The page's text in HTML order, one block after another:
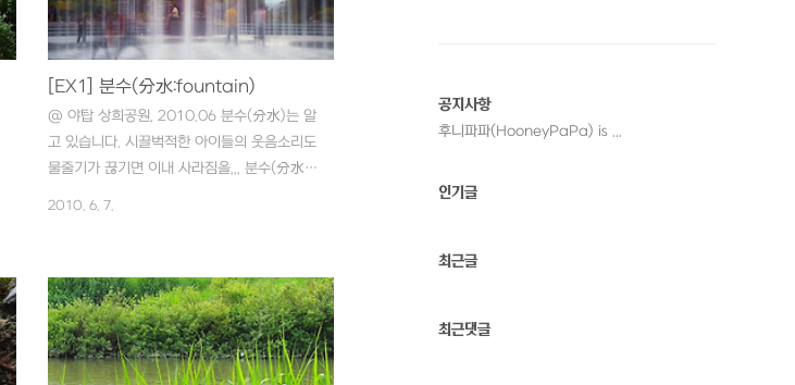
[EX1] 분수(分水:fountain)
@ 야탑 상희공원, 2010.06 분수(分水)는 알
고 있습니다. 시끌벅적한 아이들의 웃음소리도
물줄기가 끊기면 이내 사라짐을,,, 분수(分水)
2010. 6. 7.
공지사항
후니파파(HooneyPaPa) is ...
인기글
최근글
최근댓글